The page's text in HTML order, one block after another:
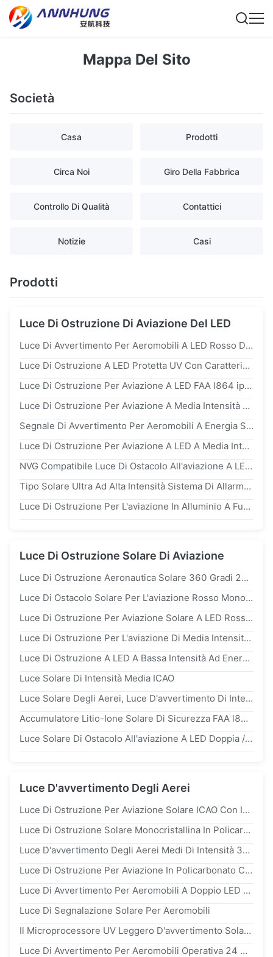
Mappa Del Sito
Società
Casa Prodotti
Circa Noi Giro Della Fabbrica
Controllo Di Qualità Contattici
Notizie Casi
Prodotti
Luce Di Ostruzione Di Aviazione Del LED
Luce Di Avvertimento Per Aeromobili A LED Rosso Di Intensità Media Con Intensità ≥ 2000cd E Durata Di Vita Superiore A 10 Anni
Luce Di Ostruzione A LED Protetta UV Con Caratteristiche Di Lampeggiamento 20fpm E Intensità Media Bianca E Rossa Doppia
Luce Di Ostruzione Per Aviazione A LED FAA l864 ip68 Impermeabile Con 100.000 Ore Di Vita Del LED Conforme A ICAO FAA CAAC
Luce Di Ostruzione Per Aviazione A Media Intensità A LED Con LED CREE Ad Altissima Intensità Impermeabile ip68 E Policarbonato Protetto Dai Raggi UV
Segnale Di Avvertimento Per Aeromobili A Energia Solare A LED CREE Con Intensità ≥ 2000cd Per Ostacoli All'aviazione
Luce Di Ostruzione Per Aviazione A LED A Media Intensità Con Intensità ≥2000cd, Durata LED >100.000 Ore E Riflettore In Policarbonato Protetto Dai Raggi UV
NVG Compatibile Luce Di Ostacolo All'aviazione A LED 2000cd Intensità Media Con Caratteristiche Flash 20-60fpm
Tipo Solare Ultra Ad Alta Intensità Sistema Di Allarme Della Luce Di Ostruzione Di Aviazione FAA Degli Aerei Di B
Luce Di Ostruzione Per L'aviazione In Alluminio A Fusione Stampata Con Intensità ≥ 2000cd 360° Di Uscita Orizzontale E Durata Di Vita Di LED > 100.000 Ore
Luce Di Ostruzione Solare Di Aviazione
Luce Di Ostruzione Aeronautica Solare 360 Gradi 2000-20000cd LED
Luce Di Ostacolo Solare Per L'aviazione Rosso Monocristallino Di Silicio Flash Mode 20-60 Volte/Minuto Per Le Esigenze Del Cliente
Luce Di Ostruzione Per Aviazione Solare A LED Rossa A Media Intensità Con Lega Di Alluminio ip66 E Luminosità ≥2000cd
Luce Di Ostruzione Per L'aviazione Di Media Intensità 2000cd LED 360°
Luce Di Ostruzione A LED A Bassa Intensità Ad Energia Solare Per Avviso Aereo
Luce Solare Di Intensità Media ICAO
Luce Solare Degli Aerei, Luce D'avvertimento Di Intensità Bassa Della Luce Di Ostruzione Di Aviazione Della Torre Di Telecomunicazione Di Intensità Bassa l810
Accumulatore Litio-Ione Solare Di Sicurezza FAA l810 Della Luce Di Ostruzione Di Aviazione Del Generatore Eolico Del LED
Luce Solare Di Ostacolo All'aviazione A LED Doppia / Doppia A Bassa Intensità ICAO FAA l810
Luce D'avvertimento Degli Aerei
Luce Di Ostruzione Per Aviazione Solare ICAO Con Intensità Di 2000 Cd E Uscita Orizzontale Di 360°
Luce Di Ostruzione Solare Monocristallina In Policarbonato Protetta UV Da 20w Per Avviso Aereo
Luce D'avvertimento Degli Aerei Medi Di Intensità 3w 2000cd
Luce Di Ostruzione Per Aviazione In Policarbonato Con Sincronizzazione GPS E Frequenza Di Lampeggio 60fpm Per Torri
Luce Di Avvertimento Per Aeromobili A Doppio LED Della FAA Con Accensione Costante E Alimentata A Energia Solare Per Gli Ostacoli All'aviazione
Luce Di Segnalazione Solare Per Aeromobili
Il Microprocessore UV Leggero D'avvertimento Solare Del Policarbonato Di Sincronizzazione Di GPS Ha Controllato 20fpm
Luce Di Avvertimento Per Aeromobili Operativa 24 Ore Con Uscita Orizzontale 360° E Divergenza Verticale 3° Per La Sicurezza Aerea